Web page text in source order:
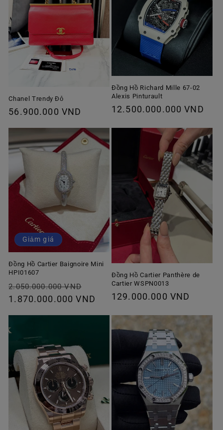
Chanel Trendy Đỏ
Giá
thường
56.900.000 VND
Đồng Hồ Richard Mille 67-02
Alexis Pinturault
Giá
12.500.000.000 VND
Giảm giá
Đồng Hồ Cartier Baignoire Mini
HPI01607
Giá
thông
2.050.000.000 VND
ưu
1.870.000.000 VND
Đồng Hồ Cartier Panthère de
Cartier WSPN0013
Giá
thường
129.000.000 VND